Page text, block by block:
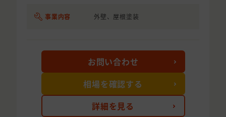
事業内容 外壁、屋根塗装
詳細を見る
お問い合わせ
相場を確認する